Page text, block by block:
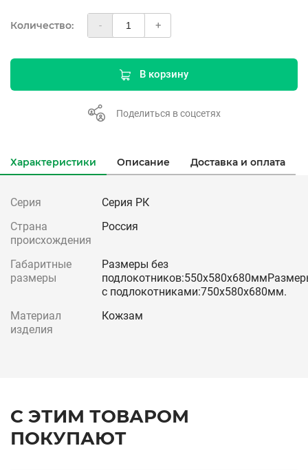
Количество: - +
В корзину
Поделиться в соцсетях
Характеристики Описание Доставка и оплата
Серия
Серия РК
Страна
происхождения
Россия
Габаритные
размеры
Размеры без
с подлокотниками:750х580х680мм.
Материал
изделия
Кожзам
С ЭТИМ ТОВАРОМ
ПОКУПАЮТ